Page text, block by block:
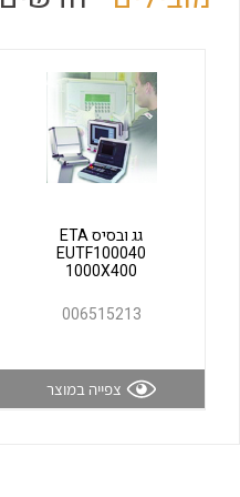
לכל מוצרי היצרן
גג ובסיס ETA
EUTF100040
1000X400
006515213
צפייה במוצר